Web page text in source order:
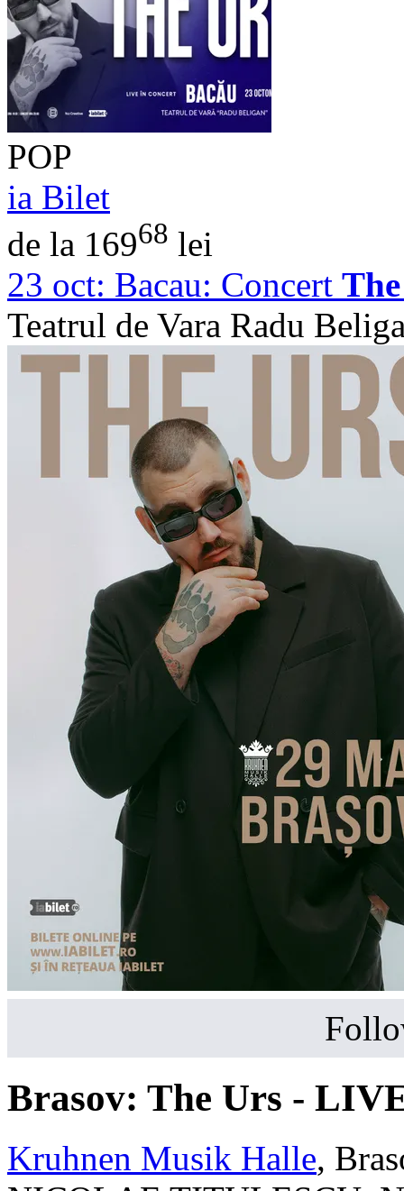
POP
ia Bilet
de la 16968 lei
23 oct: Bacau: Concert
Teatrul de Vara Radu
Brasov: The Urs -
Kruhnen Musik Halle,